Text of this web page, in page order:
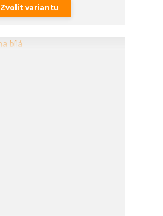
Zvolit variantu